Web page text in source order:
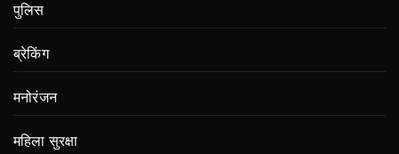
पुलिस
ब्रेकिंग
मनोरंजन
महिला सुरक्षा